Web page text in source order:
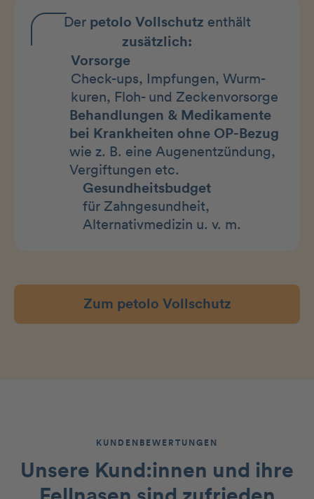
Der petolo Vollschutz enthält
zusätzlich:
Vorsorge
Check-ups, Impfungen, Wurm-
kuren, Floh- und Zeckenvorsorge
Behandlungen & Medikamente
bei Krankheiten ohne OP-Bezug
wie z. B. eine Augenentzündung,
Vergiftungen etc.
Gesundheitsbudget
für Zahngesundheit,
Alternativmedizin u. v. m.
Zum petolo Vollschutz
KUNDENBEWERTUNGEN
Unsere Kund:innen und ihre